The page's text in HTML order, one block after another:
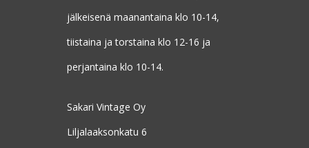
jälkeisenä maanantaina klo 10-14,
tiistaina ja torstaina klo 12-16 ja
perjantaina klo 10-14.
Sakari Vintage Oy
Liljalaaksonkatu 6